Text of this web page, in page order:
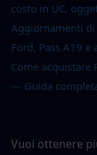
costo in UC,
Aggiornamenti
Ford, Pass A19
Come acquistare
— Guida
Vuoi ottenere